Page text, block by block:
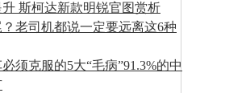
斯柯达新款明锐官图赏析
老司机都说一定要远离这6种
须克服的5大“毛病”91.3%的中